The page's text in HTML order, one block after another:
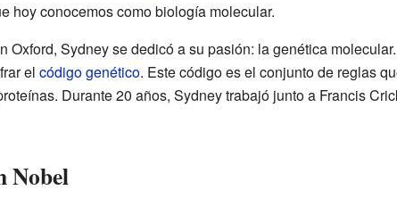
hoy conocemos como biología molecular.
Oxford, Sydney se dedicó a su pasión: la genética
el código genético. Este código es el conjunto de reglas
Durante 20 años, Sydney trabajó junto a Francis
Nobel